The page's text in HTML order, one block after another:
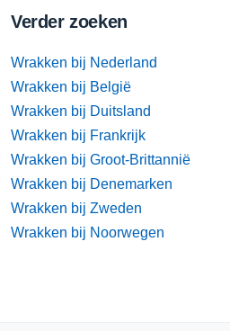
Verder zoeken
Wrakken bij Nederland
Wrakken bij België
Wrakken bij Duitsland
Wrakken bij Frankrijk
Wrakken bij Groot-Brittannië
Wrakken bij Denemarken
Wrakken bij Zweden
Wrakken bij Noorwegen